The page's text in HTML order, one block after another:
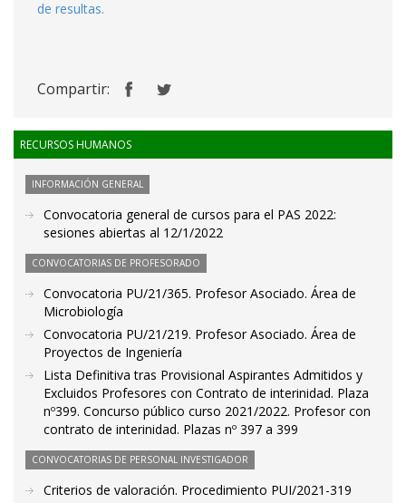
de resultas.
Compartir:
RECURSOS HUMANOS
INFORMACIÓN GENERAL
Convocatoria general de cursos para el PAS 2022:
sesiones abiertas al 12/1/2022
CONVOCATORIAS DE PROFESORADO
Convocatoria PU/21/365. Profesor Asociado. Área de
Microbiología
Convocatoria PU/21/219. Profesor Asociado. Área de
Proyectos de Ingeniería
Lista Definitiva tras Provisional Aspirantes Admitidos y
Excluidos Profesores con Contrato de interinidad. Plaza
nº399. Concurso público curso 2021/2022. Profesor con
contrato de interinidad. Plazas nº 397 a 399
CONVOCATORIAS DE PERSONAL INVESTIGADOR
Criterios de valoración. Procedimiento PUI/2021-319